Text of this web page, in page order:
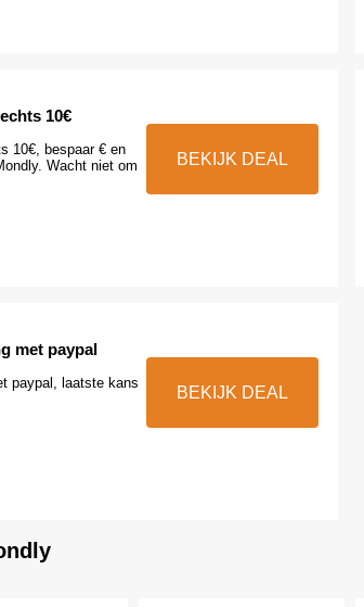
10€
10€, bespaar € en
Wacht niet om
BEKIJK DEAL
met paypal
paypal, laatste kans
BEKIJK DEAL